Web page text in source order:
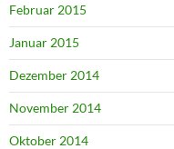
Februar 2015
Januar 2015
Dezember 2014
November 2014
Oktober 2014